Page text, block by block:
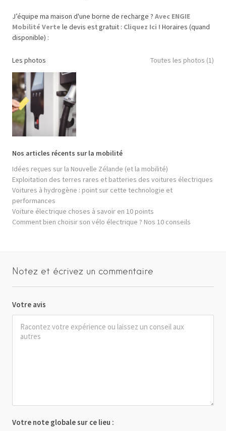
J’équipe ma maison d'une borne de recharge ? Avec ENGIE
Mobilité Verte le devis est gratuit : Cliquez Ici ! Horaires (quand
disponible) :
Les photos Toutes les photos (1)
Nos articles récents sur la mobilité
Idées reçues sur la Nouvelle Zélande (et la mobilité)
Exploitation des terres rares et batteries des voitures électriques
Voitures à hydrogène : point sur cette technologie et
performances
Voiture électrique choses à savoir en 10 points
Comment bien choisir son vélo électrique ? Nos 10 conseils
Notez et écrivez un commentaire
Votre avis
Votre note globale sur ce lieu :